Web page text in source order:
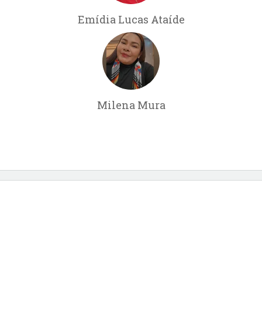
Emídia Lucas Ataíde
Milena Mura